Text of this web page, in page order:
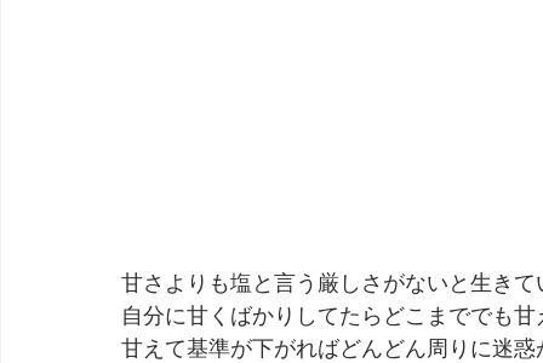
甘さよりも塩と言う厳しさがないと生き
自分に甘くばかりしてたらどこまででも
甘えて基準が下がればどんどん周りに迷